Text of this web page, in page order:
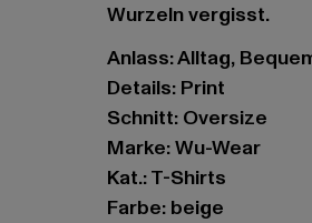
Wurzeln vergisst.
Anlass: Alltag,
Details: Print
Schnitt: Oversize
Marke: Wu-Wear
Kat.: T-Shirts
Farbe: beige